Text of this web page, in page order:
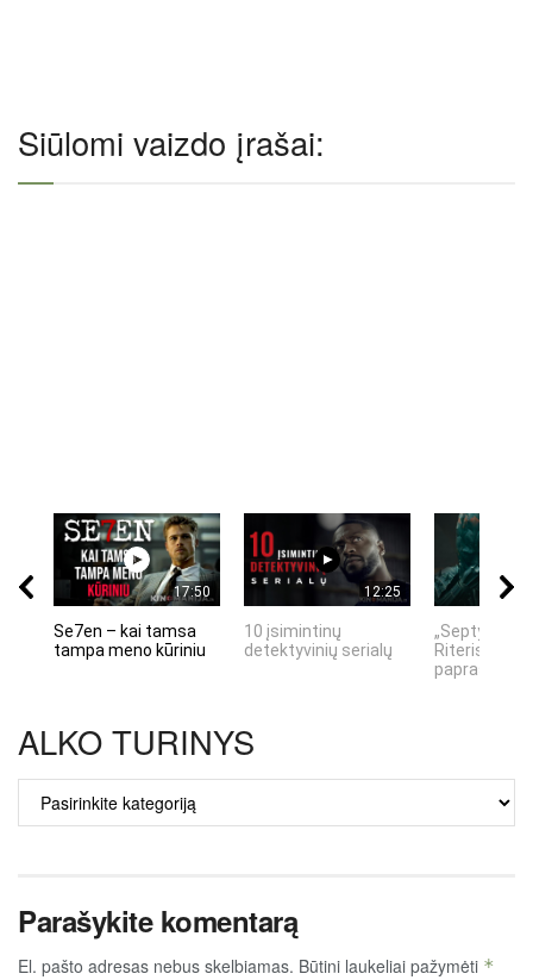
Siūlomi vaizdo įrašai:
17:50
Se7en – kai tamsa
tampa meno kūriniu
12:25
10 įsimintinų
detektyvinių serialų
„Septynių
Riteris" – kai
ALKO TURINYS
ALKO
TURINYS
Parašykite komentarą
El. pašto adresas nebus skelbiamas. Būtini laukeliai pažymėti *